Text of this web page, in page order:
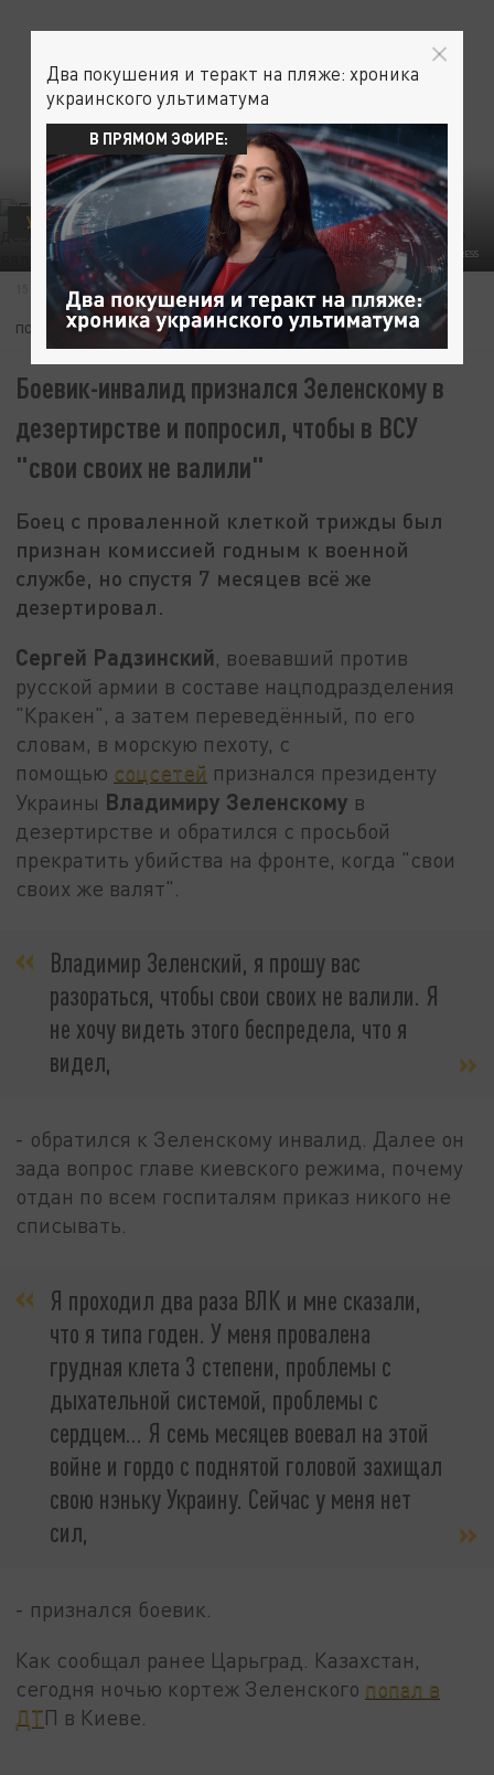
ФОТО: WWW.IMAGO-IMAGES.DE/GLOBALLOOKPRESS
УКРАИНА
15 СЕНТЯБРЯ 09:18
ПОДПИШИТЕСЬ:
Боевик-инвалид признался Зеленскому в
дезертирстве и попросил, чтобы в ВСУ
"свои своих не валили"
Боец с проваленной клеткой трижды был
признан комиссией годным к военной
службе, но спустя 7 месяцев всё же
дезертировал.
Сергей Радзинский, воевавший против
русской армии в составе нацподразделения
"Кракен", а затем переведённый, по его
словам, в морскую пехоту, с
помощью соцсетей признался президенту
Украины Владимиру Зеленскому в
дезертирстве и обратился с просьбой
прекратить убийства на фронте, когда "свои
своих же валят".
Владимир Зеленский, я прошу вас
разораться, чтобы свои своих не валили. Я
не хочу видеть этого беспредела, что я
видел,
- обратился к Зеленскому инвалид. Далее он
зада вопрос главе киевского режима, почему
отдан по всем госпиталям приказ никого не
списывать.
Я проходил два раза ВЛК и мне сказали,
что я типа годен. У меня провалена
грудная клета 3 степени, проблемы с
дыхательной системой, проблемы с
сердцем... Я семь месяцев воевал на этой
войне и гордо с поднятой головой захищал
свою нэньку Украину. Сейчас у меня нет
сил,
- признался боевик.
Как сообщал ранее Царьград. Казахстан,
сегодня ночью кортеж Зеленского попал в
ДТП в Киеве.
Два покушения и теракт на пляже: хроника
украинского ультиматума
В ПРЯМОМ ЭФИРЕ: